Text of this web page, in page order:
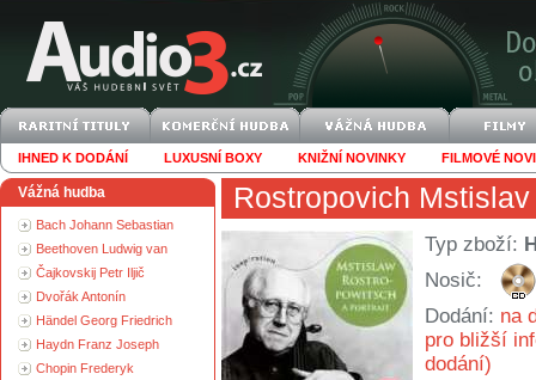
IHNED K DODÁNÍ LUXUSNÍ BOXY KNIŽNÍ NOVINKY FILMOVÉ
Vážná hudba
Bach Johann Sebastian
Beethoven Ludwig van
Čajkovskij Petr Iljič
Dvořák Antonín
Händel Georg Friedrich
Haydn Franz Joseph
Chopin Frederyk
Rostropovich Mstislav
Typ zboží:
Nosič:
Dodání: na
pro bližší
dodání)